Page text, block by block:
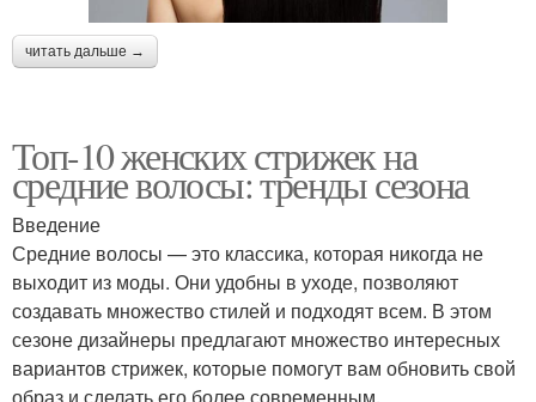
читать дальше →
Топ-10 женских стрижек на
средние волосы: тренды сезона
Введение
Средние волосы — это классика, которая никогда не
выходит из моды. Они удобны в уходе, позволяют
создавать множество стилей и подходят всем. В этом
сезоне дизайнеры предлагают множество интересных
вариантов стрижек, которые помогут вам обновить свой
образ и сделать его более современным.